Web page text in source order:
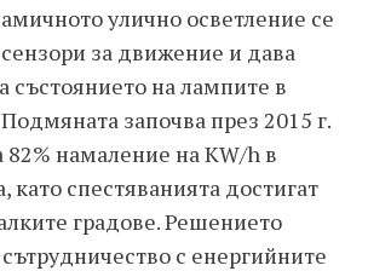
улично осветление се
за движение и дава
състоянието на лампите в
започва през 2015 г.
82% намаление на KW/h в
като спестяванията достигат
градове. Решението
с енергийните